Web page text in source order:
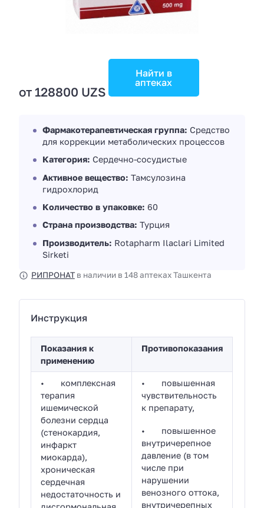
от 128800 UZS
Найти в
аптеках
Фармакотерапевтическая группа: Средство
для коррекции метаболических процессов
Категория: Сердечно-сосудистые
Активное вещество: Тамсулозина
гидрохлорид
Количество в упаковке: 60
Страна производства: Турция
Производитель: Rotapharm Ilaclari Limited
Sirketi
РИПРОНАТв наличии в 148 аптеках Ташкента
Инструкция
Показания к
применению
Противопоказания
• комплексная
терапия
ишемической
болезни сердца
(стенокардия,
инфаркт
миокарда),
хроническая
сердечная
недостаточность и
• повышенная
чувствительность
к препарату,
• повышенное
внутричерепное
давление (в том
числе при
нарушении
венозного оттока,
внутричерепных